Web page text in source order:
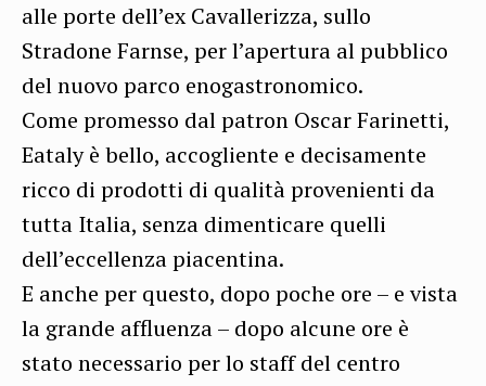
alle porte dell’ex Cavallerizza, sullo
Stradone Farnse, per l’apertura al pubblico
del nuovo parco enogastronomico.
Come promesso dal patron Oscar Farinetti,
Eataly è bello, accogliente e decisamente
ricco di prodotti di qualità provenienti da
tutta Italia, senza dimenticare quelli
dell’eccellenza piacentina.
E anche per questo, dopo poche ore – e vista
la grande affluenza – dopo alcune ore è
stato necessario per lo staff del centro